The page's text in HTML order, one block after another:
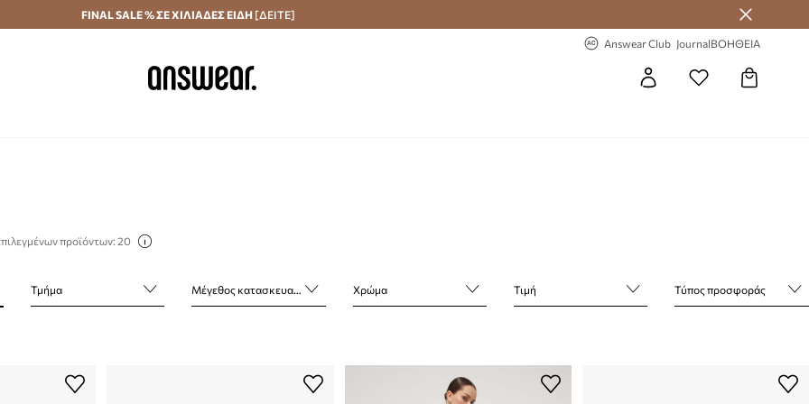
Αποστολή σε 24 ώρες Εξοικονομήστε με το Answear Club
FINAL SALE % ΣΕ ΧΙΛΙΑΔΕΣ ΕΙΔΗ [ΔΕΙΤΕ]
Answear Club JournalΒΟΗΘΕΙΑ
προϊόντων: 20
Τμήμα Μέγεθος κατασκευαστή Χρώμα Τιμή Τύπος προσφοράς